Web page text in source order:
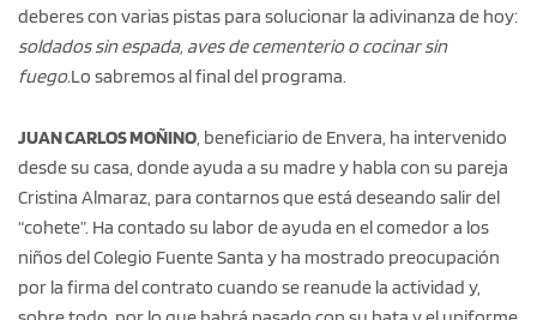
deberes con varias pistas para solucionar la adivinanza de hoy:
soldados sin espada, aves de cementerio o cocinar sin
fuego.Lo sabremos al final del programa.
JUAN CARLOS MOÑINO, beneficiario de Envera, ha intervenido
desde su casa, donde ayuda a su madre y habla con su pareja
Cristina Almaraz, para contarnos que está deseando salir del
“cohete”. Ha contado su labor de ayuda en el comedor a los
niños del Colegio Fuente Santa y ha mostrado preocupación
por la firma del contrato cuando se reanude la actividad y,